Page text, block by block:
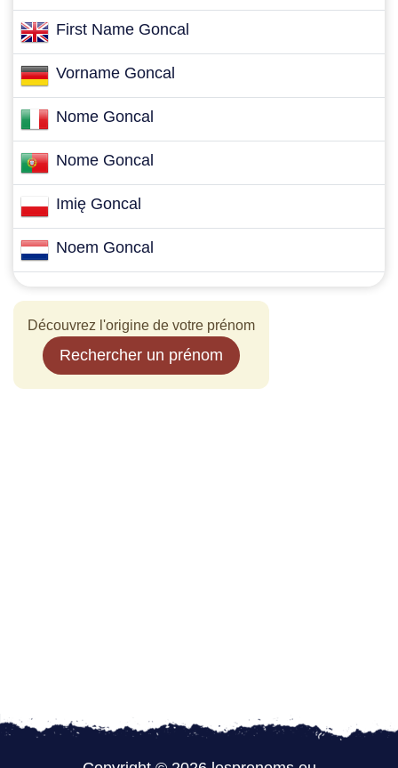
First Name Goncal
Vorname Goncal
Nome Goncal
Nome Goncal
Imię Goncal
Noem Goncal
Découvrez l'origine de votre prénom
Rechercher un prénom